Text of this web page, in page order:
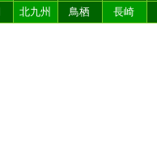
北九州 鳥栖 長崎